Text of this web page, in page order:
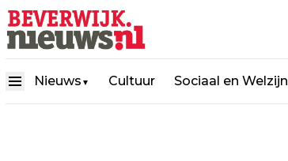
Nieuws ▼ Cultuur Sociaal en Welzijn